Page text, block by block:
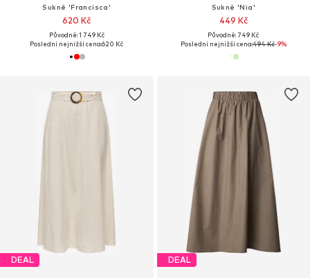
Sukně 'Francisca'
620 Kč
Původně: 1 749 Kč
Poslední nejnižší cena:620 Kč
Sukně 'Nia'
449 Kč
Původně: 749 Kč
Poslední nejnižší cena:494 Kč-9%
DEAL DEAL